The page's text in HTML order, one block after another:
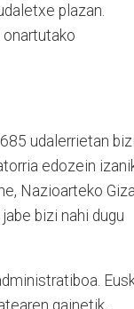
plazan.
onartutako
udalerrietan
edozein
Nazioarteko
bizi nahi dugu